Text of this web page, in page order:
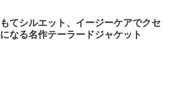
もてシルエット、イージーケアでクセ
になる名作テーラードジャケット